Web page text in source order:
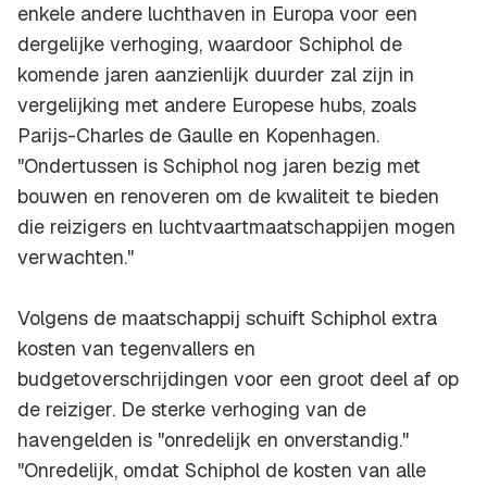
enkele andere luchthaven in Europa voor een
dergelijke verhoging, waardoor Schiphol de
komende jaren aanzienlijk duurder zal zijn in
vergelijking met andere Europese hubs, zoals
Parijs-Charles de Gaulle en Kopenhagen.
"Ondertussen is Schiphol nog jaren bezig met
bouwen en renoveren om de kwaliteit te bieden
die reizigers en luchtvaartmaatschappijen mogen
verwachten."
Volgens de maatschappij schuift Schiphol extra
kosten van tegenvallers en
budgetoverschrijdingen voor een groot deel af op
de reiziger. De sterke verhoging van de
havengelden is "onredelijk en onverstandig."
"Onredelijk, omdat Schiphol de kosten van alle